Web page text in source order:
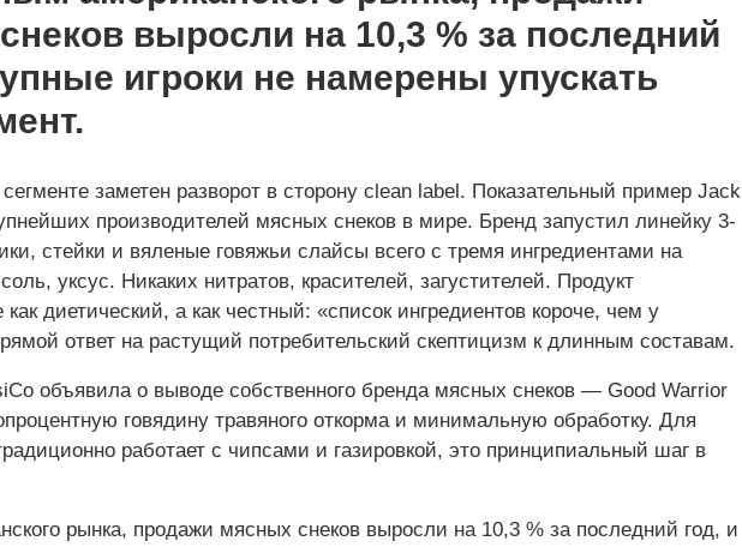
заметен разворот в сторону clean label. Показательный пример Jack
производителей мясных снеков в мире. Бренд запустил линейку 3-
стейки и вяленые говяжьи слайсы всего с тремя ингредиентами на
уксус. Никаких нитратов, красителей, загустителей. Продукт
как диетический, а как честный: «список ингредиентов короче, чем у
ответ на растущий потребительский скептицизм к длинным составам.
объявила о выводе собственного бренда мясных снеков — Good Warrior
говядину травяного откорма и минимальную обработку. Для
работает с чипсами и газировкой, это принципиальный шаг в
рынка, продажи мясных снеков выросли на 10,3 % за последний год, и